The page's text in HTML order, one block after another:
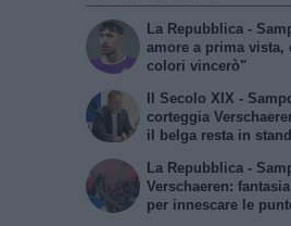
La Repubblica -
amore a prima vista,
colori vincerò"
Il Secolo XIX -
corteggia
il belga resta in
La Repubblica -
Verschaeren:
per innescare le